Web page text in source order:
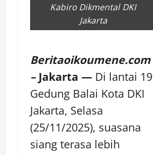
Kabiro Dikmental DKI
Jakarta
Beritaoikoumene.com
– Jakarta — Di lantai 19
Gedung Balai Kota DKI
Jakarta, Selasa
(25/11/2025), suasana
siang terasa lebih